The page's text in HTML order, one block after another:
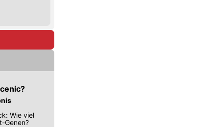
Wie viel
Genen?